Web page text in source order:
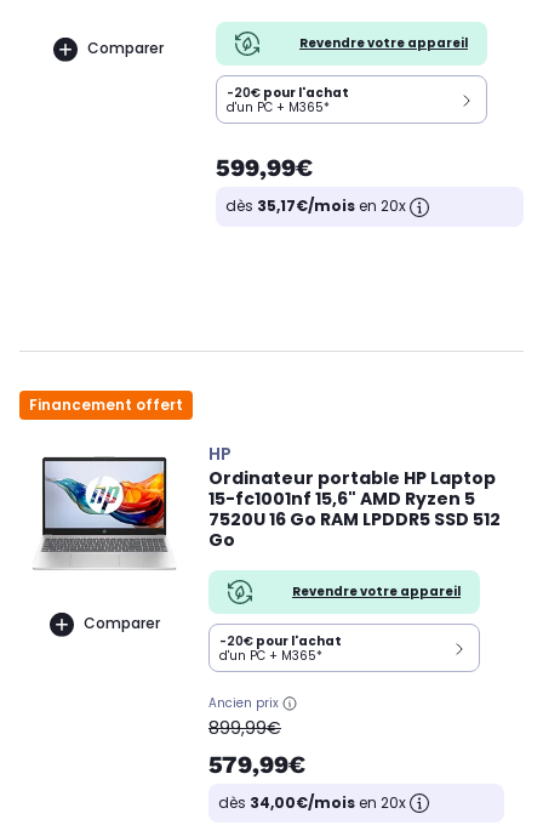
Comparer Revendre votre appareil
-20€ pour l'achat
d'un PC + M365*
599,99€
dès 35,17€/moisen 20x
Financement offert
Comparer
HP
Ordinateur portable HP Laptop
15-fc1001nf 15,6" AMD Ryzen 5
7520U 16 Go RAM LPDDR5 SSD 512
Go
Revendre votre appareil
-20€ pour l'achat
d'un PC + M365*
Ancien prix
oldPrice
899,99€
579,99€
dès 34,00€/moisen 20x